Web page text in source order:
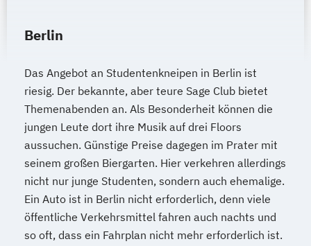
Berlin
Das Angebot an Studentenkneipen in Berlin ist
riesig. Der bekannte, aber teure Sage Club bietet
Themenabenden an. Als Besonderheit können die
jungen Leute dort ihre Musik auf drei Floors
aussuchen. Günstige Preise dagegen im Prater mit
seinem großen Biergarten. Hier verkehren allerdings
nicht nur junge Studenten, sondern auch ehemalige.
Ein Auto ist in Berlin nicht erforderlich, denn viele
öffentliche Verkehrsmittel fahren auch nachts und
so oft, dass ein Fahrplan nicht mehr erforderlich ist.